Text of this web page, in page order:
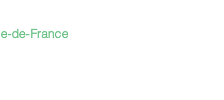
de-France